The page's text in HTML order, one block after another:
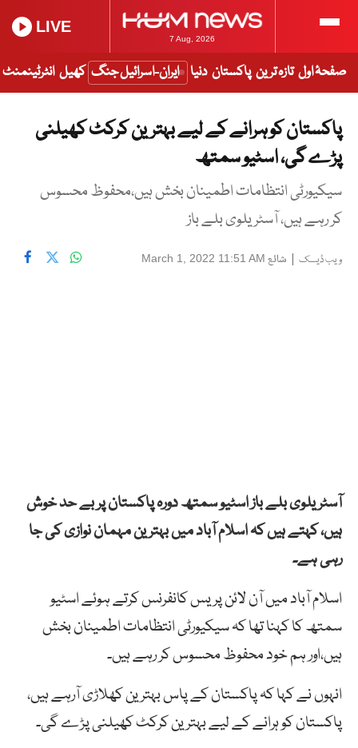
7 Aug, 2026
LIVE
صفحۂ اول تازہ ترین پاکستان دنیا ایران-اسرائیل جنگ کھیل انٹرٹینمنٹ
پاکستان کو ہرانے کے لیے بہترین کرکٹ کھیلنی
پڑے گی، اسٹیو سمتھ
سیکیورٹی انتظامات اطمینان بخش ہیں،محفوظ محسوس
کر رہے ہیں، آسٹریلوی بلے باز
ویب ڈیسک | شائع March 1, 2022 11:51 AM
آسٹریلوی بلے باز اسٹیو سمتھ دورہ پاکستان پر بے حد خوش
ہیں، کہتے ہیں کہ اسلام آباد میں بہترین مہمان نوازی کی جا
رہی ہے۔
اسلام آباد میں آن لائن پریس کانفرنس کرتے ہوئے اسٹیو
سمتھ کا کہنا تھا کہ سیکیورٹی انتظامات اطمینان بخش
ہیں،اور ہم خود محفوظ محسوس کر رہے ہیں۔
انہوں نے کہا کہ پاکستان کے پاس بہترین کھلاڑی آرہے ہیں،
پاکستان کو ہرانے کے لیے بہترین کرکٹ کھیلنی پڑے گی۔